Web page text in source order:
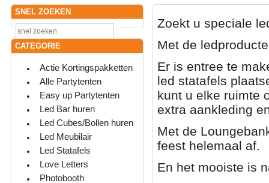
SNEL ZOEKEN
CATEGORIE
Actie Kortingspakketten
Alle Partytenten
Easy up Partytenten
Led Bar huren
Led Cubes/Bollen huren
Led Meubilair
Led Statafels
Love Letters
Photobooth
Zoekt u speciale
Met de
Er is entree te
led statafels
kunt u elke ruimte
extra aankleding
Met de
feest helemaal af.
En het mooiste is